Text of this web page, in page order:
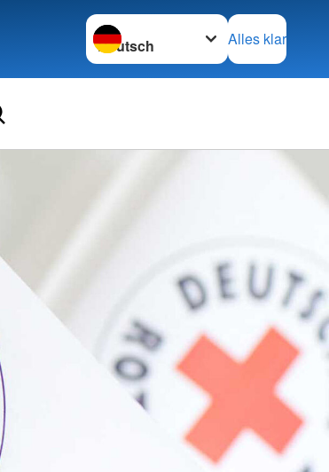
Sprache wechseln zu
Alles klar